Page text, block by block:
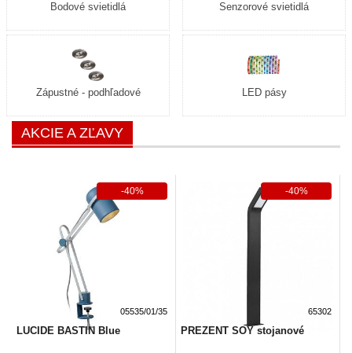
Bodové svietidlá Senzorové svietidlá
Zápustné - podhľadové LED pásy
AKCIE A ZĽAVY
05535/01/35
LUCIDE BASTIN Blue
-40%
65302
PREZENT SOY stojanové
-40%